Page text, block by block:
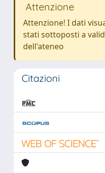
Attenzione
Attenzione! I dati
stati sottoposti a
dell'ateneo
Citazioni